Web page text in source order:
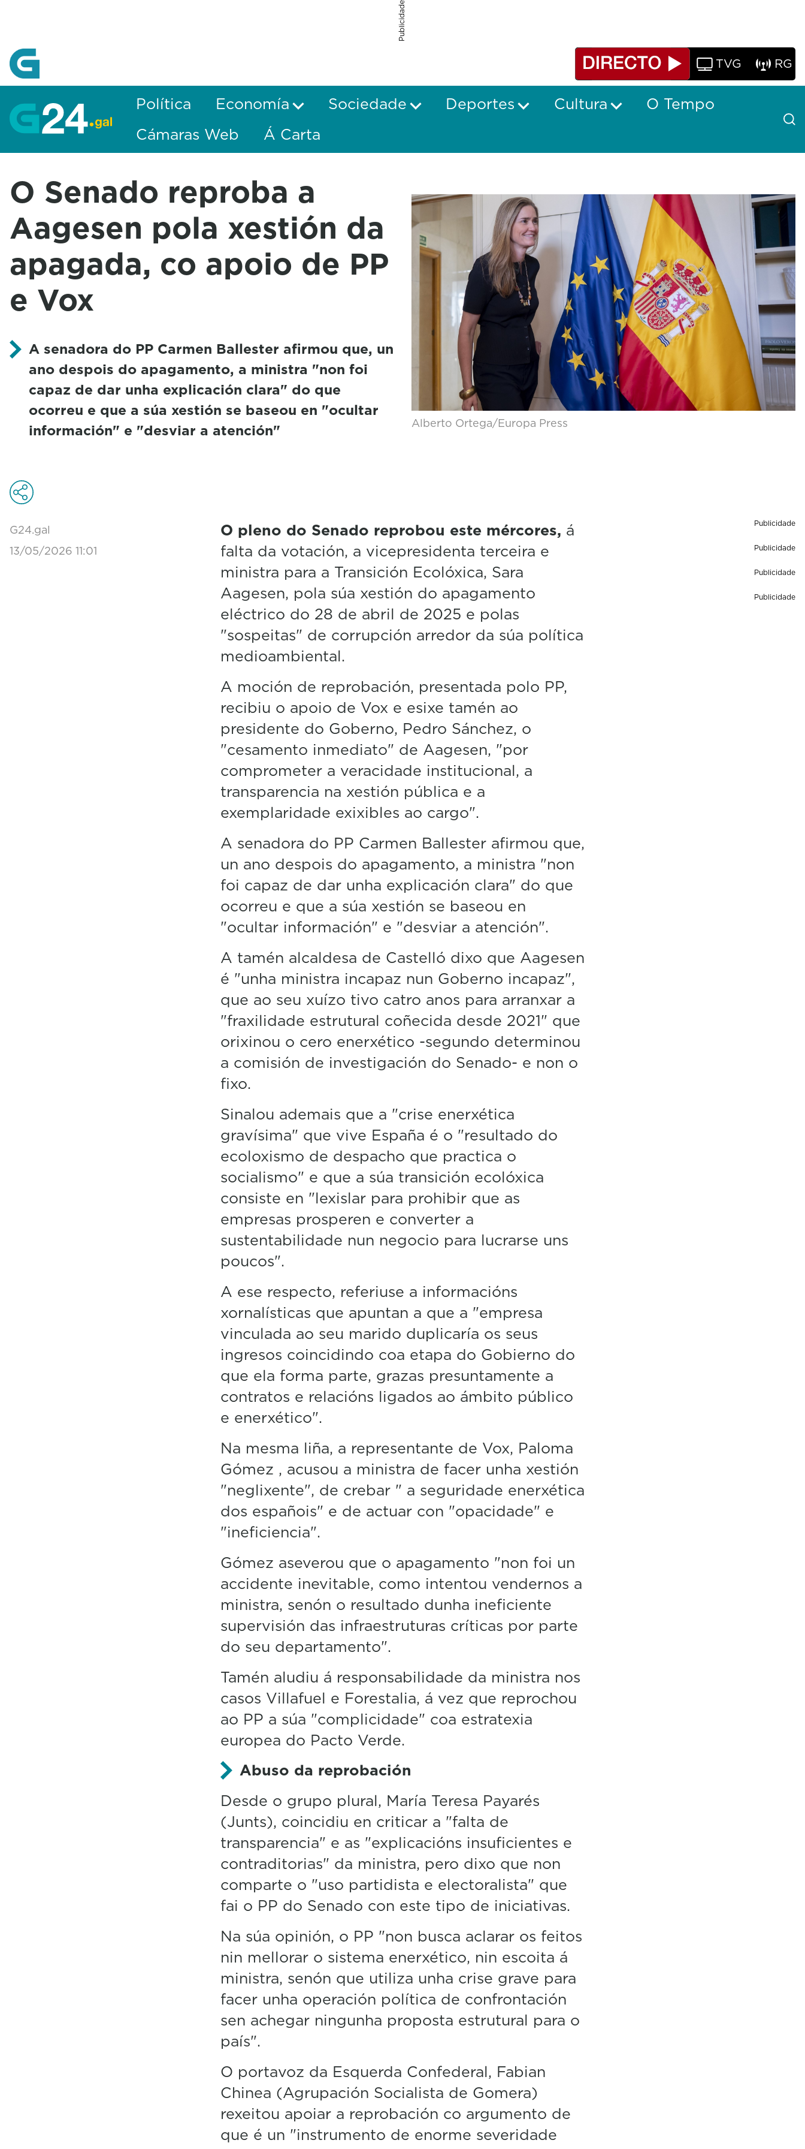
Publicidade
TVG RG
Política Economía Sociedade Deportes Cultura
O Tempo
Cámaras Web
Á Carta
O Senado reproba a
Aagesen pola xestión da
apagada, co apoio de PP
e Vox
A senadora do PP Carmen Ballester afirmou que, un
ano despois do apagamento, a ministra "non foi
capaz de dar unha explicación clara" do que
ocorreu e que a súa xestión se baseou en "ocultar
información" e "desviar a atención"
Alberto Ortega/Europa Press
G24.gal
13/05/2026 11:01
O pleno do Senado reprobou este mércores, á
falta da votación, a vicepresidenta terceira e
ministra para a Transición Ecolóxica, Sara
Aagesen, pola súa xestión do apagamento
eléctrico do 28 de abril de 2025 e polas
"sospeitas" de corrupción arredor da súa política
medioambiental.
A moción de reprobación, presentada polo PP,
recibiu o apoio de Vox e esixe tamén ao
presidente do Goberno, Pedro Sánchez, o
"cesamento inmediato" de Aagesen, "por
comprometer a veracidade institucional, a
transparencia na xestión pública e a
exemplaridade exixibles ao cargo".
A senadora do PP Carmen Ballester afirmou que,
un ano despois do apagamento, a ministra "non
foi capaz de dar unha explicación clara" do que
ocorreu e que a súa xestión se baseou en
"ocultar información" e "desviar a atención".
A tamén alcaldesa de Castelló dixo que Aagesen
é "unha ministra incapaz nun Goberno incapaz",
que ao seu xuízo tivo catro anos para arranxar a
"fraxilidade estrutural coñecida desde 2021" que
orixinou o cero enerxético -segundo determinou
a comisión de investigación do Senado- e non o
fixo.
Sinalou ademais que a "crise enerxética
gravísima" que vive España é o "resultado do
ecoloxismo de despacho que practica o
socialismo" e que a súa transición ecolóxica
consiste en "lexislar para prohibir que as
empresas prosperen e converter a
sustentabilidade nun negocio para lucrarse uns
poucos".
A ese respecto, referiuse a informacións
xornalísticas que apuntan a que a "empresa
vinculada ao seu marido duplicaría os seus
ingresos coincidindo coa etapa do Gobierno do
que ela forma parte, grazas presuntamente a
contratos e relacións ligados ao ámbito público
e enerxético".
Na mesma liña, a representante de Vox, Paloma
Gómez , acusou a ministra de facer unha xestión
"neglixente", de crebar " a seguridade enerxética
dos españois" e de actuar con "opacidade" e
"ineficiencia".
Gómez aseverou que o apagamento "non foi un
accidente inevitable, como intentou vendernos a
ministra, senón o resultado dunha ineficiente
supervisión das infraestruturas críticas por parte
do seu departamento".
Tamén aludiu á responsabilidade da ministra nos
casos Villafuel e Forestalia, á vez que reprochou
ao PP a súa "complicidade" coa estratexia
europea do Pacto Verde.
Abuso da reprobación
Desde o grupo plural, María Teresa Payarés
(Junts), coincidiu en criticar a "falta de
transparencia" e as "explicacións insuficientes e
contraditorias" da ministra, pero dixo que non
comparte o "uso partidista e electoralista" que
fai o PP do Senado con este tipo de iniciativas.
Na súa opinión, o PP "non busca aclarar os feitos
nin mellorar o sistema enerxético, nin escoita á
ministra, senón que utiliza unha crise grave para
facer unha operación política de confrontación
sen achegar ningunha proposta estrutural para o
país".
O portavoz da Esquerda Confederal, Fabian
Chinea (Agrupación Socialista de Gomera)
rexeitou apoiar a reprobación co argumento de
que é un "instrumento de enorme severidade
Publicidade
Publicidade
Publicidade
Publicidade